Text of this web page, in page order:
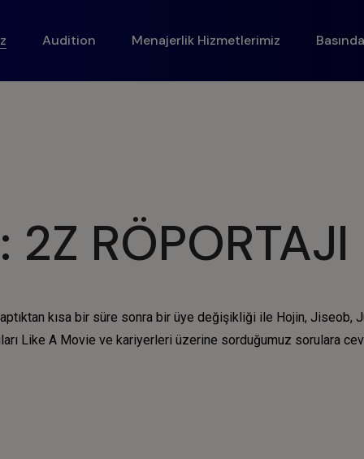
Audition Menajerlik Hizmetlerimiz
2Z RÖPORTAJI
yaptıktan kısa bir süre sonra bir üye değişikliği ile Hojin,
Like A Movie ve kariyerleri üzerine sorduğumuz sorulara